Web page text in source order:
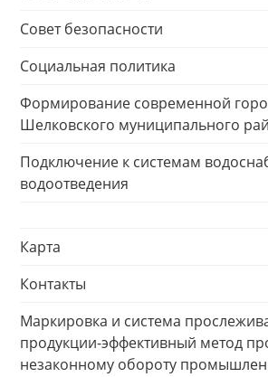
Совет безопасности
Социальная политика
Формирование современной
Шелковского муниципального
Подключение к системам
водоотведения
Карта
Контакты
Маркировка и система
продукции-эффективный метод
незаконному обороту